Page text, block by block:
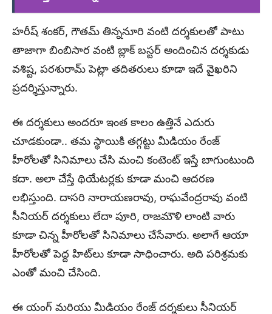
హరీష్ శంకర్, గౌతమ్ తిన్ననూరి వంటి దర్శకులతో పాటు
తాజాగా బింబిసార వంటి బ్లాక్ బస్టర్ అందించిన దర్శకుడు
వశిష్ట, పరశురామ్ పెట్లా తదితరులు కూడా ఇదే వైఖరిని
ప్రదర్శిస్తున్నారు.
ఈ దర్శకులు అందరూ ఇంత కాలం ఉత్తినే ఎదురు
చూడకుండా.. తమ స్థాయికి తగ్గట్టు మీడియం రేంజ్
హీరోలతో సినిమాలు చేసి మంచి కంటెంట్ ఇస్తే బాగుంటుంది
కదా. అలా చేస్తే థియేటర్లకు కూడా మంచి ఆదరణ
లభిస్తుంది. దాసరి నారాయణరావు, రాఘవేంద్రరావు వంటి
సీనియర్ దర్శకులు లేదా పూరి, రాజమౌళి లాంటి వారు
కూడా చిన్న హీరోలతో సినిమాలు చేసేవారు. అలాగే ఆయా
హీరోలతో పెద్ద హిట్‌లు కూడా సాధించారు. అది పరిశ్రమకు
ఎంతో మంచి చేసింది.
ఈ యంగ్ మరియు మీడియం రేంజ్ దర్శకులు సీనియర్